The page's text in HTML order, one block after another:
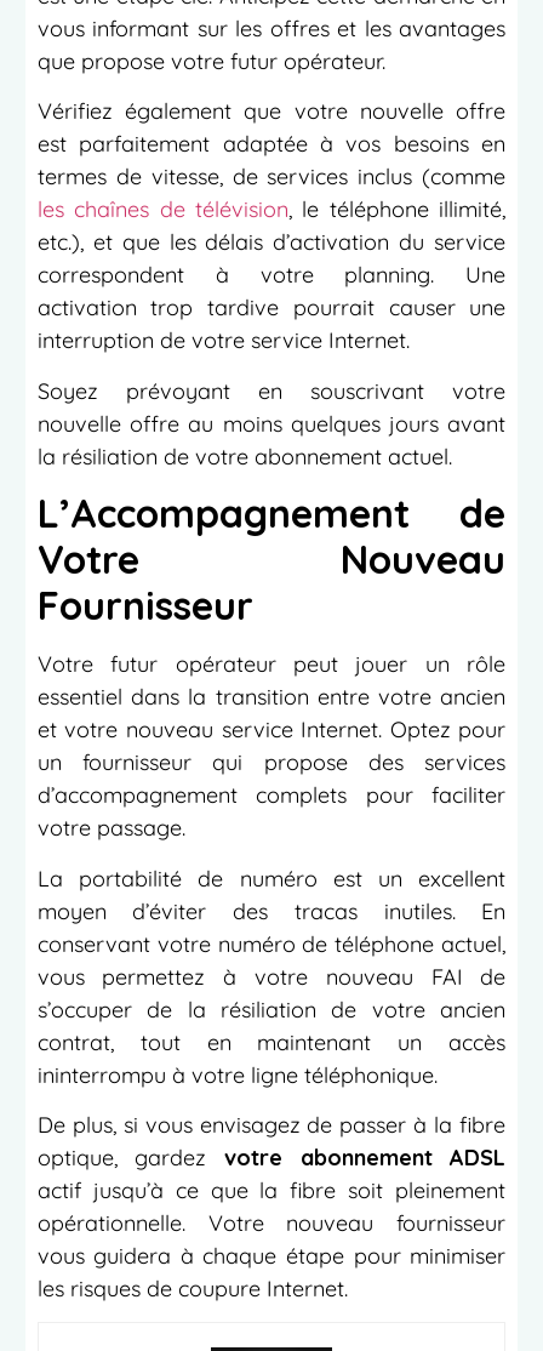
vous informant sur les offres et les avantages
que propose votre futur opérateur.
Vérifiez également que votre nouvelle offre
est parfaitement adaptée à vos besoins en
termes de vitesse, de services inclus (comme
les chaînes de télévision, le téléphone illimité,
etc.), et que les délais d’activation du service
correspondent à votre planning. Une
activation trop tardive pourrait causer une
interruption de votre service Internet.
Soyez prévoyant en souscrivant votre
nouvelle offre au moins quelques jours avant
la résiliation de votre abonnement actuel.
L’Accompagnement de
Votre Nouveau
Fournisseur
Votre futur opérateur peut jouer un rôle
essentiel dans la transition entre votre ancien
et votre nouveau service Internet. Optez pour
un fournisseur qui propose des services
d’accompagnement complets pour faciliter
votre passage.
La portabilité de numéro est un excellent
moyen d’éviter des tracas inutiles. En
conservant votre numéro de téléphone actuel,
vous permettez à votre nouveau FAI de
s’occuper de la résiliation de votre ancien
contrat, tout en maintenant un accès
ininterrompu à votre ligne téléphonique.
De plus, si vous envisagez de passer à la fibre
optique, gardez votre abonnement ADSL
actif jusqu’à ce que la fibre soit pleinement
opérationnelle. Votre nouveau fournisseur
vous guidera à chaque étape pour minimiser
les risques de coupure Internet.